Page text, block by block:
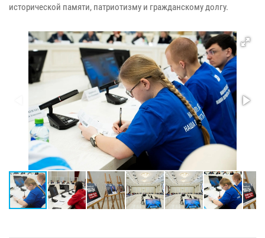
исторической памяти, патриотизму и гражданскому долгу.